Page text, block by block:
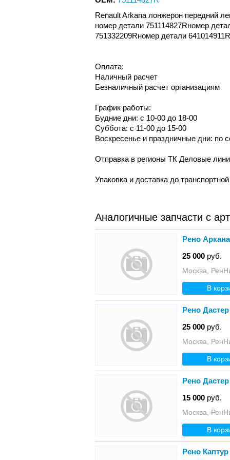
Renault Arkana лонжерон передний
номер детали 751114827Rномер
751332209Rномер детали 641014911R
Оплата:
Наличный расчет
Безналичный расчет организациям
График работы:
Будние дни: с 10-00 до 18-00
Суббота: с 11-00 до 15-00
Воскресенье и праздничные дни: по
Отправка в регионы ТК Деловые
Упаковка и доставка до
Аналогичные запчасти с
Рено
25 000 руб.
Москва,
В
Рено
25 000 руб.
Москва,
В
Рено
15 000 руб.
Москва,
В
Рено